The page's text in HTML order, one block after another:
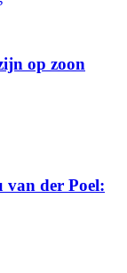
op zoon
van der Poel: